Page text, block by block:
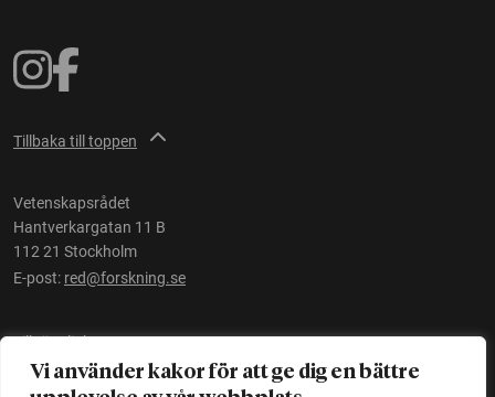
Vi använder kakor för att ge dig en bättre
Tillbaka till toppen
Vetenskapsrådet
Hantverkargatan 11 B
112 21 Stockholm
E-post: red@forskning.se
Tillgänglighet